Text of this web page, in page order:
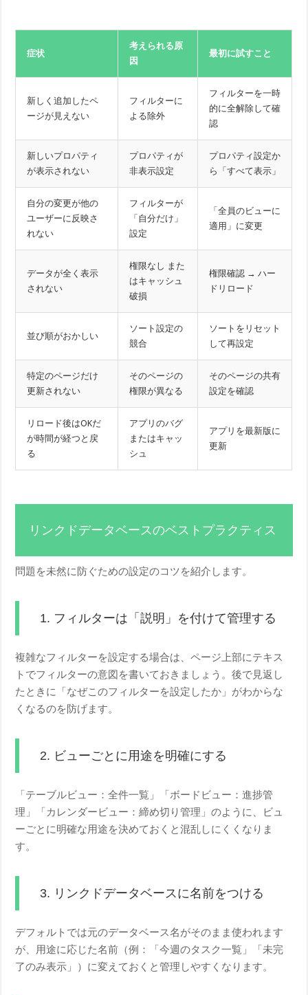
症状
考えられる原
因
最初に試すこと
新しく追加したペ
ージが見えない
フィルターに
よる除外
フィルターを一時
的に全解除して確
認
新しいプロパティ
が表示されない
プロパティが
非表示設定
プロパティ設定か
ら「すべて表示」
自分の変更が他の
ユーザーに反映さ
れない
フィルターが
「自分だけ」
設定
「全員のビューに
適用」に変更
データが全く表示
されない
権限なし また
はキャッシュ
破損
権限確認 → ハー
ドリロード
並び順がおかしい
ソート設定の
競合
ソートをリセット
して再設定
特定のページだけ
更新されない
そのページの
権限が異なる
そのページの共有
設定を確認
リロード後はOKだ
が時間が経つと戻
る
アプリのバグ
またはキャッ
シュ
アプリを最新版に
更新
リンクドデータベースのベストプラクティス
問題を未然に防ぐための設定のコツを紹介します。
1. フィルターは「説明」を付けて管理する
複雑なフィルターを設定する場合は、ページ上部にテキス
トでフィルターの意図を書いておきましょう。後で見返し
たときに「なぜこのフィルターを設定したか」がわからな
くなるのを防げます。
2. ビューごとに用途を明確にする
「テーブルビュー：全件一覧」「ボードビュー：進捗管
理」「カレンダービュー：締め切り管理」のように、ビュ
ーごとに明確な用途を決めておくと混乱しにくくなりま
す。
3. リンクドデータベースに名前をつける
デフォルトでは元のデータベース名がそのまま使われます
が、用途に応じた名前（例：「今週のタスク一覧」「未完
了のみ表示」）に変えておくと管理しやすくなります。